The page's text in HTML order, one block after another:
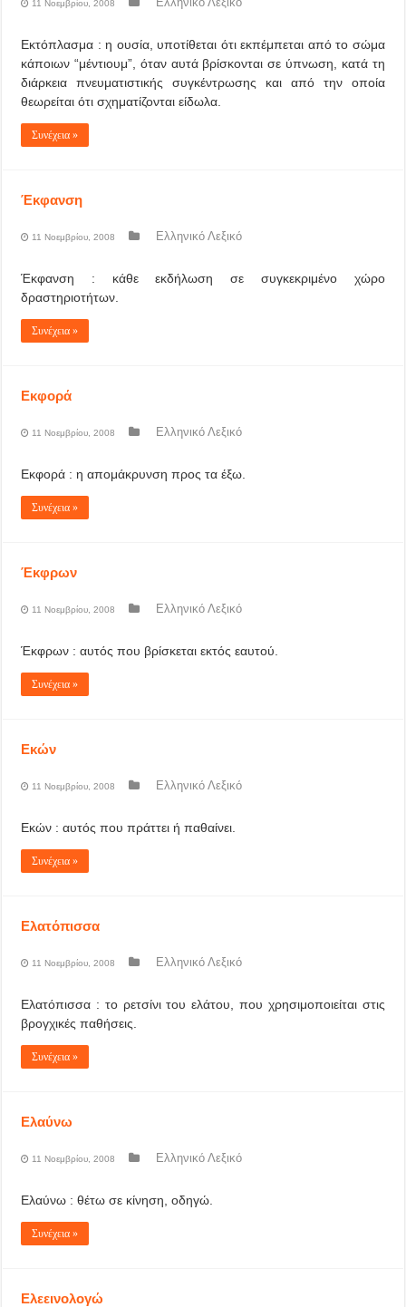
11 Νοεμβρίου, 2008
Εκτόπλασμα : η ουσία, υποτίθεται ότι εκπέμπεται από το σώμα
κάποιων “μέντιουμ”, όταν αυτά βρίσκονται σε ύπνωση, κατά τη
διάρκεια πνευματιστικής συγκέντρωσης και από την οποία
θεωρείται ότι σχηματίζονται είδωλα.
Συνέχεια »
Έκφανση
11 Νοεμβρίου, 2008 Ελληνικό Λεξικό
Έκφανση : κάθε εκδήλωση σε συγκεκριμένο χώρο
δραστηριοτήτων.
Συνέχεια »
Εκφορά
11 Νοεμβρίου, 2008 Ελληνικό Λεξικό
Εκφορά : η απομάκρυνση προς τα έξω.
Συνέχεια »
Έκφρων
11 Νοεμβρίου, 2008 Ελληνικό Λεξικό
Έκφρων : αυτός που βρίσκεται εκτός εαυτού.
Συνέχεια »
Εκών
11 Νοεμβρίου, 2008 Ελληνικό Λεξικό
Εκών : αυτός που πράττει ή παθαίνει.
Συνέχεια »
Ελατόπισσα
11 Νοεμβρίου, 2008 Ελληνικό Λεξικό
Ελατόπισσα : το ρετσίνι του ελάτου, που χρησιμοποιείται στις
βρογχικές παθήσεις.
Συνέχεια »
Ελαύνω
11 Νοεμβρίου, 2008 Ελληνικό Λεξικό
Ελαύνω : θέτω σε κίνηση, οδηγώ.
Συνέχεια »
Ελεεινολογώ